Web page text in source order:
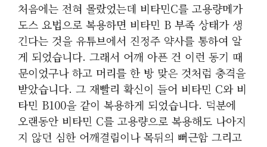
처음에는 전혀 몰랐었는데 비타민C를 고용량메가
도스 요법으로 복용하면 비타민 B 부족 상태가 생
긴다는 것을 유튜브에서 진정주 약사를 통하여 알
게 되었습니다. 그래서 어깨 아픈 건 이런 동기 때
문이었구나 하고 머리를 한 방 맞은 것처럼 충격을
받았습니다. 그 재빨리 확신이 들어 비타민 C와 비
타민 B100을 같이 복용하게 되었습니다. 덕분에
오랜동안 비타민 C를 고용량으로 복용해도 나아지
지 않던 심한 어깨결림이나 목뒤의 뻐근함 그리고